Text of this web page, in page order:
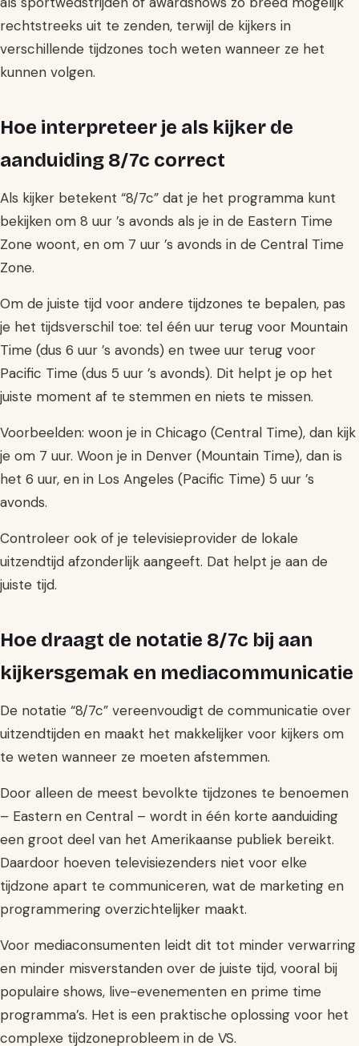
rechtstreeks uit te zenden, terwijl de kijkers in
verschillende tijdzones toch weten wanneer ze het
kunnen volgen.
Hoe interpreteer je als kijker de
aanduiding 8/7c correct
Als kijker betekent “8/7c” dat je het programma kunt
bekijken om 8 uur ’s avonds als je in de Eastern Time
Zone woont, en om 7 uur ’s avonds in de Central Time
Zone.
Om de juiste tijd voor andere tijdzones te bepalen, pas
je het tijdsverschil toe: tel één uur terug voor Mountain
Time (dus 6 uur ’s avonds) en twee uur terug voor
Pacific Time (dus 5 uur ’s avonds). Dit helpt je op het
juiste moment af te stemmen en niets te missen.
Voorbeelden: woon je in Chicago (Central Time), dan kijk
je om 7 uur. Woon je in Denver (Mountain Time), dan is
het 6 uur, en in Los Angeles (Pacific Time) 5 uur ’s
avonds.
Controleer ook of je televisieprovider de lokale
uitzendtijd afzonderlijk aangeeft. Dat helpt je aan de
juiste tijd.
Hoe draagt de notatie 8/7c bij aan
kijkersgemak en mediacommunicatie
De notatie “8/7c” vereenvoudigt de communicatie over
uitzendtijden en maakt het makkelijker voor kijkers om
te weten wanneer ze moeten afstemmen.
Door alleen de meest bevolkte tijdzones te benoemen
– Eastern en Central – wordt in één korte aanduiding
een groot deel van het Amerikaanse publiek bereikt.
Daardoor hoeven televisiezenders niet voor elke
tijdzone apart te communiceren, wat de marketing en
programmering overzichtelijker maakt.
Voor mediaconsumenten leidt dit tot minder verwarring
en minder misverstanden over de juiste tijd, vooral bij
populaire shows, live-evenementen en prime time
programma’s. Het is een praktische oplossing voor het
complexe tijdzoneprobleem in de VS.